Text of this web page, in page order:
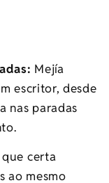
Mejía
escritor, desde
nas paradas
certa
ao mesmo